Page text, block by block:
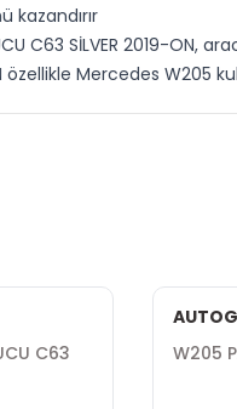
kazandırır
C63 SİLVER 2019-ON,
özellikle Mercedes W205
C63
W205